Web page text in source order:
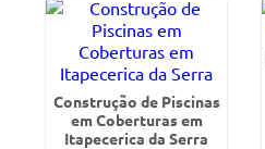
Construção de Piscinas
em Coberturas em
Itapecerica da Serra